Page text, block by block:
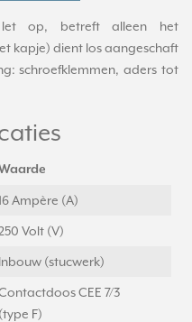
let op, betreft alleen het
kapje) dient los aangeschaft
schroefklemmen, aders tot
Ampère (A)
Volt (V)
Inbouw (stucwerk)
CEE 7/3
(type F)